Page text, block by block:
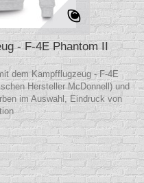
- F-4E Phantom II
dem Kampfflugzeug - F-4E
Hersteller McDonnell) und
im Auswahl, Eindruck von